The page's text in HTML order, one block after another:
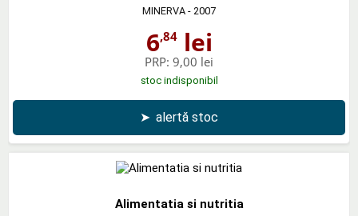
MINERVA - 2007
6,84lei
PRP: 9,00 lei
stoc indisponibil
➤ alertă stoc
Alimentatia si nutritia